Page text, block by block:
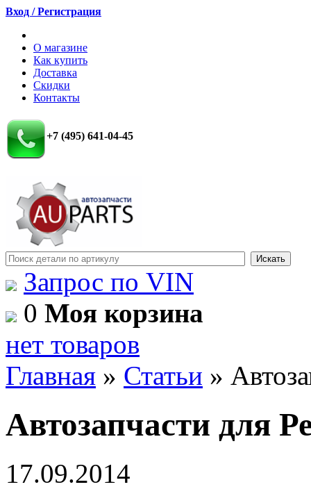
Вход / Регистрация
О магазине
Как купить
Доставка
Скидки
Контакты
+7 (495) 641-04-45
Запрос по VIN
0 Моя корзина
нет товаров
Главная » Статьи »
Автозапчасти для
17.09.2014